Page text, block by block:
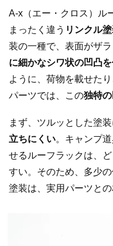
A-x（エー・クロス）ル
まったく違う リンクル
装の一種で、表面がザ
に細かなシワ状の凹凸
ように、荷物を載せた
パーツでは、この独特
まず、ツルッとした塗装
立ちにくい。キャンプ
せるルーフラックは、
すい。そのため、多少
塗装は、実用パーツとの